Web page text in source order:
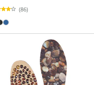
(86)